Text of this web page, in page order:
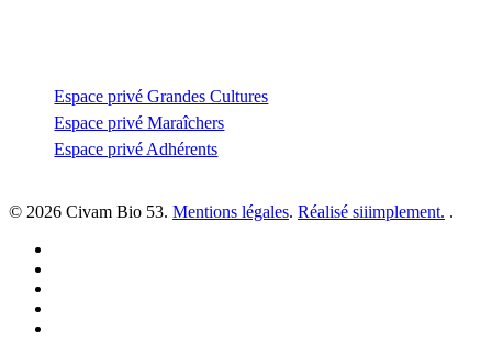
Espace privé Grandes Cultures
Espace privé Maraîchers
Espace privé Adhérents
© 2026 Civam Bio 53. Mentions légales. Réalisé siiimplement. .